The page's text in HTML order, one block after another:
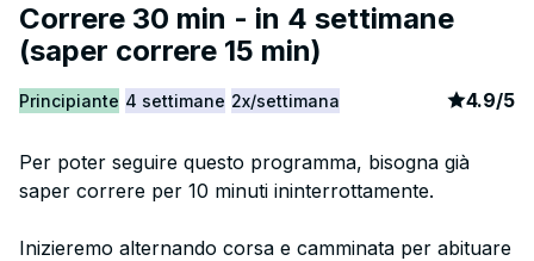
Correre 30 min - in 4 settimane
(saper correre 15 min)
Principiante 4 settimane 2x/settimana article
4.9/5
Per poter seguire questo programma, bisogna già
saper correre per 10 minuti ininterrottamente.
Inizieremo alternando corsa e camminata per abituare